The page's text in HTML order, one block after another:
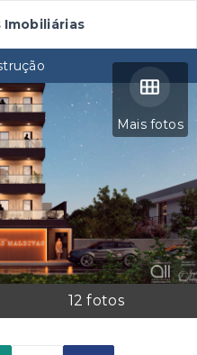
Imobiliárias
Mais fotos
12 fotos